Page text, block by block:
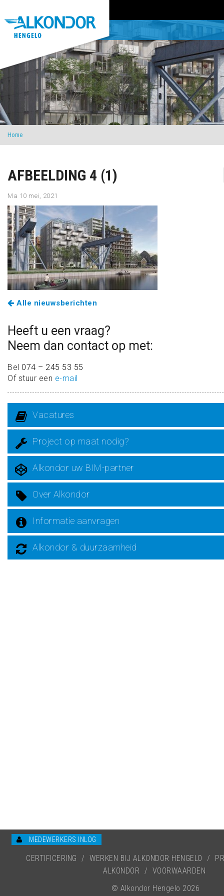
Home
AFBEELDING 4 (1)
Ma 10 mei, 2021
Alle nieuwsberichten
Heeft u een vraag?
Neem dan contact op met:
Bel 074 – 245 53 55
Of stuur een e-mail
Vacatures
Project op maat nodig?
Alkondor uw BIM-partner
Over Alkondor
Informatie aanvragen
Alkondor & duurzaamheid
MEDEWERKERS INLOG
CERTIFICERING / WERKEN BIJ ALKONDOR HENGELO /
ALKONDOR
/ VOORWAARDEN
© Alkondor Hengelo 2026